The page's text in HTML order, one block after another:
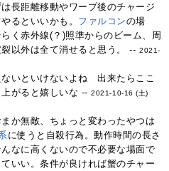
長距離移動やワープ後のチャージ
るといいかも。 ファルコンの場
く赤外線(？)照準からのビーム、周
以外は全て消せると思う。 -- 2021-
いといけないよね 出来たらここ
がると嬉しいな --2021-10-16 (土)
か無敵、ちょっと変わったやつは
に使うと自殺行為。動作時間の長さ
なに高くないので不必要な場面で
いい。条件が良ければ蟹のチャー